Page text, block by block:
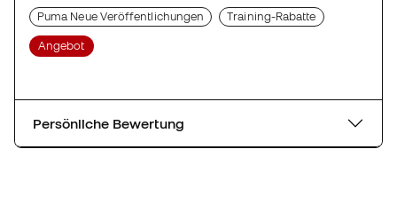
Puma Neue Veröffentlichungen Training-Rabatte
Angebot
Persönliche Bewertung